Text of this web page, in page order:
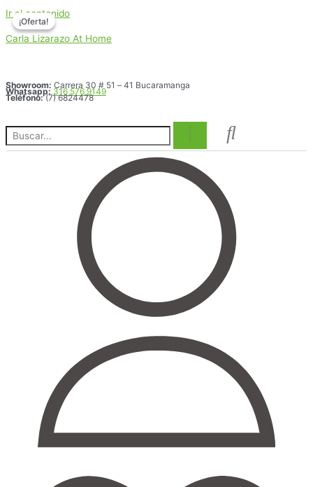
Ir al contenido
Carla Lizarazo At Home
Showroom: Carrera 30 # 51 – 41 Bucaramanga
Whatsapp: 316 576 9149
Teléfono: (7) 6824478
¡Oferta!
¡Oferta!